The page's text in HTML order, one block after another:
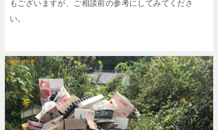
もございますが、ご相談前の参考にしてみてくださ
い。